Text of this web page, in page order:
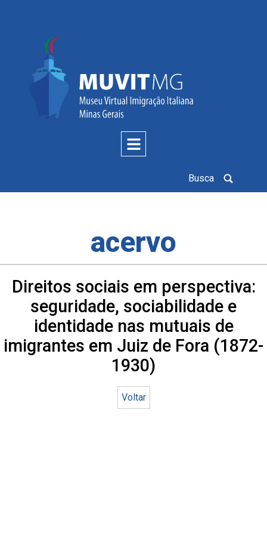
Busca
acervo
Direitos sociais em perspectiva:
seguridade, sociabilidade e
identidade nas mutuais de
imigrantes em Juiz de Fora (1872-
1930)
Voltar